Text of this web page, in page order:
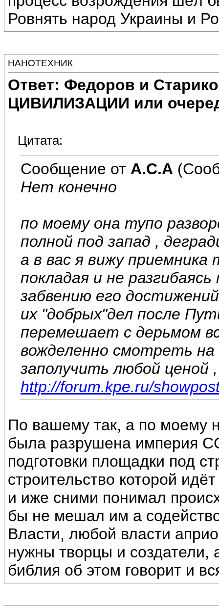
Ровнять народ Украины и
НАНОТЕХНИК
Ответ: Федоров и
ЦИВИЛИЗАЦИИ или
Цитата:
Сообщение от А.С.А
Нет конечно
по моему она тупо
полной под запад ,
а в вас я вижу
покладая и не
забвению его
их "добрых"дел после
перемешает с дерьмом
вожделенно смотреть на
заполучить любой ценой
http://forum.kpe.ru/
По вашему так, а по моему
была разрушена империя
подготовки площадки под
строительство которой
и иже сними понимал
бы не мешал им а
Власти, любой власти
нужны творцы и
библия об этом говорит и